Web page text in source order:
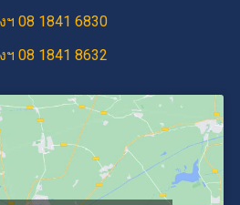
08 1841 6830
08 1841 8632